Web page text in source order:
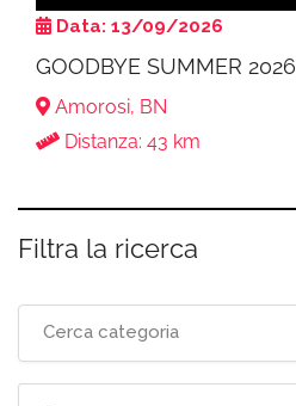
Data: 13/09/2026
GOODBYE SUMMER 2026
Amorosi, BN
Distanza: 43 km
Filtra la ricerca
Cerca categoria